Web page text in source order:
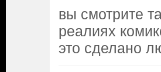
вы смотрите
реалиях
это сделано